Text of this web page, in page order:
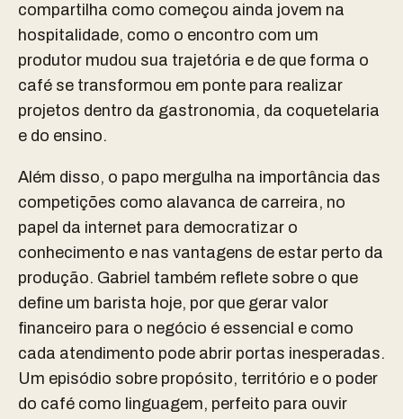
compartilha como começou ainda jovem na
hospitalidade, como o encontro com um
produtor mudou sua trajetória e de que forma o
café se transformou em ponte para realizar
projetos dentro da gastronomia, da coquetelaria
e do ensino.
Além disso, o papo mergulha na importância das
competições como alavanca de carreira, no
papel da internet para democratizar o
conhecimento e nas vantagens de estar perto da
produção. Gabriel também reflete sobre o que
define um barista hoje, por que gerar valor
financeiro para o negócio é essencial e como
cada atendimento pode abrir portas inesperadas.
Um episódio sobre propósito, território e o poder
do café como linguagem, perfeito para ouvir